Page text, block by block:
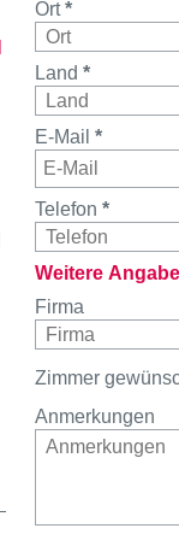
Ort*
Land *
E-Mail *
Telefon *
Weitere
Firma
Zimmer
Anmerkungen